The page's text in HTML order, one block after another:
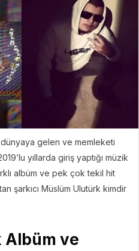
dünyaya gelen ve memleketi
yıllarda giriş yaptığı müzik
albüm ve pek çok tekil hit
şarkıcı Müslüm Ulutürk kimdir
Albüm ve